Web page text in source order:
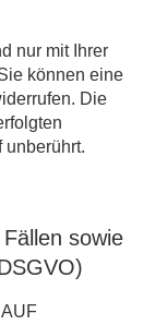
nur mit Ihrer
können eine
Die
unberührt.
sowie